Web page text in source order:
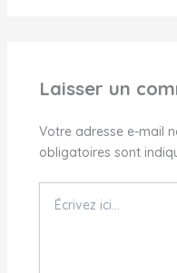
Laisser un
Votre adresse e-mail
obligatoires sont
ici…